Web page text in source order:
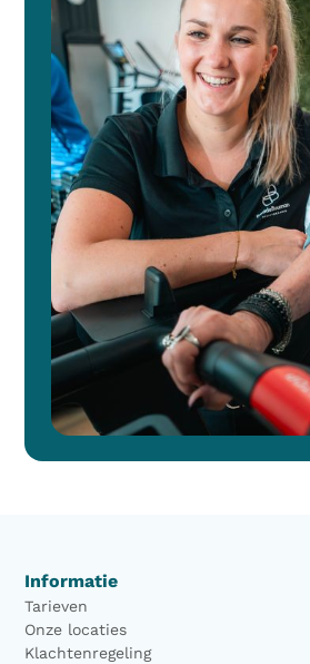
Informatie
Tarieven
Onze locaties
Klachtenregeling